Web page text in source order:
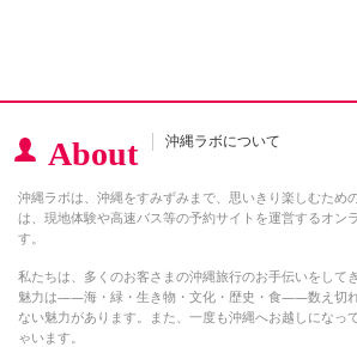
About 沖縄ラボについて
沖縄ラボは、沖縄をすみずみまで、思いきり楽しむため
は、現地体験や高速バス等の予約サイトを運営するオン
す。
私たちは、多くのお客さまの沖縄旅行のお手伝いをして
魅力は――海・緑・生き物・文化・歴史・食――数え切
ない魅力があります。また、一度も沖縄へお越しになっ
ゃいます。